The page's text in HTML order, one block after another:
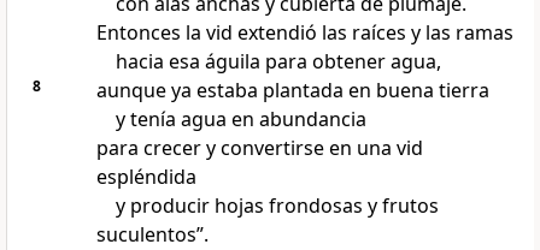
Entonces la vid extendió las raíces y las ramas
hacia esa águila para obtener agua,
8
aunque ya estaba plantada en buena tierra
y tenía agua en abundancia
para crecer y convertirse en una vid
espléndida
y producir hojas frondosas y frutos
suculentos”.